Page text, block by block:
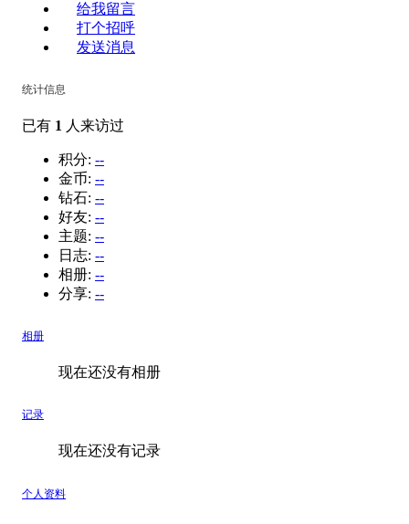
给我留言
打个招呼
发送消息
统计信息
已有 1 人来访过
积分: --
金币: --
钻石: --
好友: --
主题: --
日志: --
相册: --
分享: --
相册
现在还没有相册
记录
现在还没有记录
个人资料